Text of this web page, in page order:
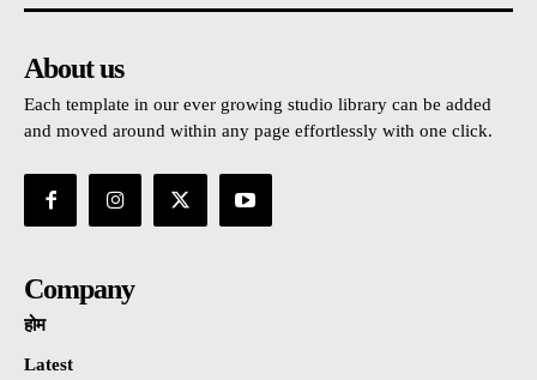
About us
Each template in our ever growing studio library can be added
and moved around within any page effortlessly with one click.
Company
होम
Latest